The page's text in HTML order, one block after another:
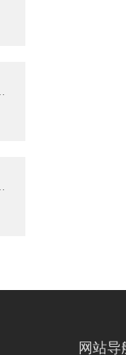
网站导